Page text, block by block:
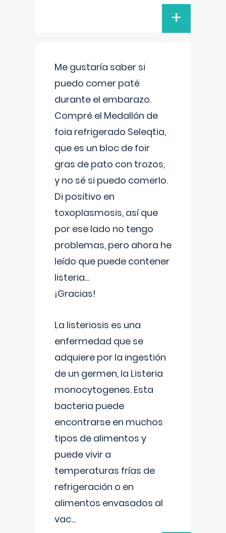
+
Me gustaría saber si
puedo comer paté
durante el embarazo.
Compré el Medallón de
foia refrigerado Seleqtia,
que es un bloc de foir
gras de pato con trozos,
y no sé si puedo comerlo.
Di positivo en
toxoplasmosis, así que
por ese lado no tengo
problemas, pero ahora he
leído que puede contener
listeria...
¡Gracias!
La listeriosis es una
enfermedad que se
adquiere por la ingestión
de un germen, la Listeria
monocytogenes. Esta
bacteria puede
encontrarse en muchos
tipos de alimentos y
puede vivir a
temperaturas frías de
refrigeración o en
alimentos envasados al
vac...